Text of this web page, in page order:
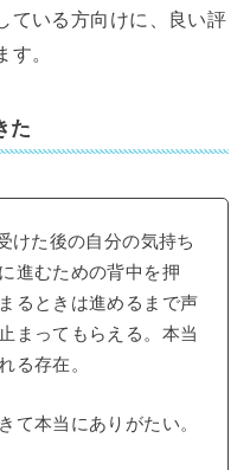
ている方向けに、良い評
。
た
けた後の自分の気持ち
進むための背中を押
るときは進めるまで声
まってもらえる。本当
る存在。
て本当にありがたい。